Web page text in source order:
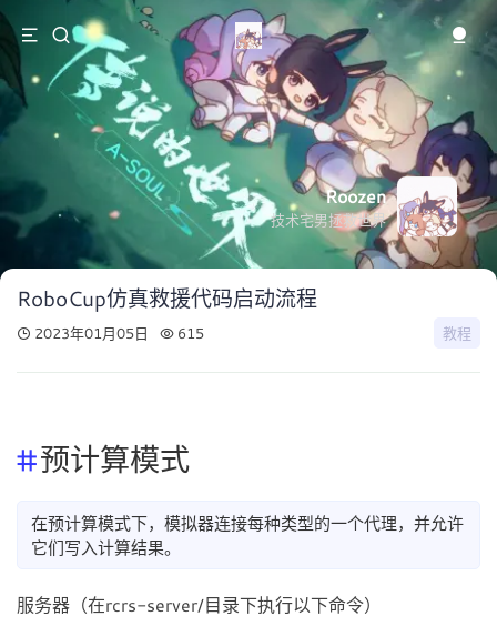
Roozen
技术宅男拯救世界
RoboCup仿真救援代码启动流程
2023年01月05日 615 教程
预计算模式
在预计算模式下，模拟器连接每种类型的一个代理，并允许
它们写入计算结果。
服务器（在rcrs-server/目录下执行以下命令）